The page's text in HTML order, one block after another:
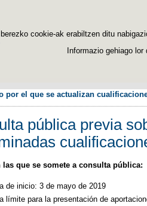
cookie-ak erabiltzen ditu
Informazio gehiago lor
por el que se actualizan
pública previa
las que se somete a consulta pública:
de inicio: 3 de mayo de 2019
límite para la presentación de